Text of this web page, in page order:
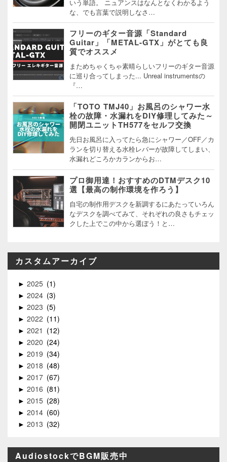
いう単語。 ニュアンスはなんとなくわかるよう
な、でも言葉で説明しなさ…
フリーのギター音源「Standard
Guitar」「METAL-GTX」がとても良
質でオススメ
まためちゃくちゃ素晴らしいフリーのギター音源
に巡り合ってしまった... Unreal instrumentsの
『…
「TOTO TMJ40」お風呂のシャワー水
栓の故障・水漏れをDIY修理してみた～
開閉ユニットTH577をセルフ交換
先日お風呂に入ってたら急にシャワー／OFF／カ
ランを切り替える水栓レバーが故障してしまい、
水漏れどころかカランからお…
プロ御用達！おすすめのDTMデスク10
選【最高の制作環境を作ろう】
自宅の制作用デスクを新調するにあたっていろん
なデスクを調べてみて、それぞれの良さもチェッ
クした上でこの中から選ぼう！と…
カスタムアーカイブ
► 2025 1
► 2024 3
► 2023 5
► 2022 11
► 2021 12
► 2020 24
► 2019 34
► 2018 48
► 2017 67
► 2016 81
► 2015 28
► 2014 60
► 2013 32
AudiostockでBGM販売中